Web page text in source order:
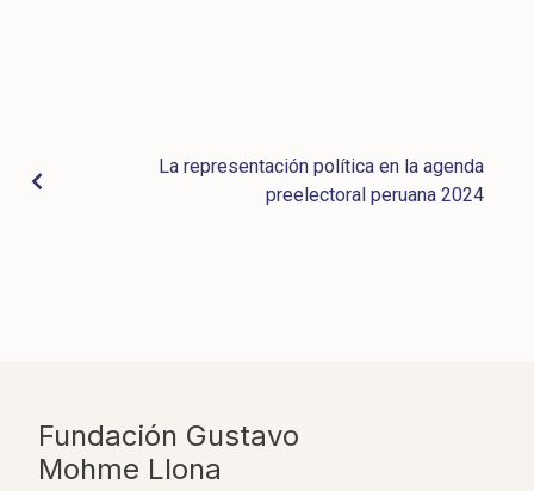
La representación política en la agenda
preelectoral peruana 2024
Fundación Gustavo
Mohme Llona